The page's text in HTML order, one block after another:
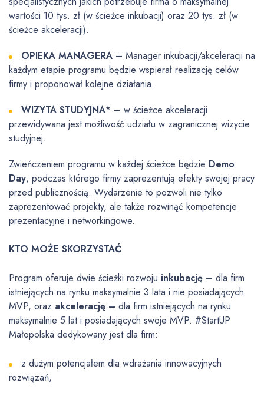
wartości 10 tys. zł (w ścieżce inkubacji) oraz 20 tys. zł (w
ścieżce akceleracji).
OPIEKA MANAGERA – Manager inkubacji/akceleracji na
każdym etapie programu będzie wspierał realizację celów
firmy i proponował kolejne działania.
WIZYTA STUDYJNA* – w ścieżce akceleracji
przewidywana jest możliwość udziału w zagranicznej wizycie
studyjnej.
Zwieńczeniem programu w każdej ścieżce będzie Demo
Day, podczas którego firmy zaprezentują efekty swojej pracy
przed publicznością. Wydarzenie to pozwoli nie tylko
zaprezentować projekty, ale także rozwinąć kompetencje
prezentacyjne i networkingowe.
KTO MOŻE SKORZYSTAĆ
Program oferuje dwie ścieżki rozwoju inkubację – dla firm
istniejących na rynku maksymalnie 3 lata i nie posiadających
MVP, oraz akcelerację – dla firm istniejących na rynku
maksymalnie 5 lat i posiadających swoje MVP. #StartUP
Małopolska dedykowany jest dla firm:
z dużym potencjałem dla wdrażania innowacyjnych
rozwiązań,